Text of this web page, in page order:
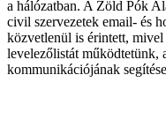
a hálózatban. A Zöld Pók
civil szervezetek email- és
közvetlenül is érintett,
levelezőlistát működtetünk,
kommunikációjának